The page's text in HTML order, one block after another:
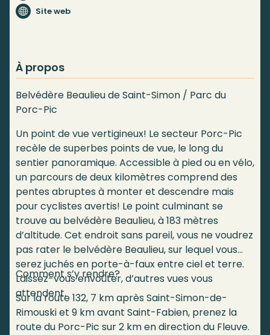
Site web
À propos
Belvédère Beaulieu de Saint-Simon / Parc du
Porc-Pic
Un point de vue vertigineux! Le secteur Porc-Pic
recèle de superbes points de vue, le long du
sentier panoramique. Accessible à pied ou en vélo,
un parcours de deux kilomètres comprend des
pentes abruptes à monter et descendre mais
pour cyclistes avertis! Le point culminant se
trouve au belvédère Beaulieu, à 183 mètres
d’altitude. Cet endroit sans pareil, vous ne voudrez
pas rater le belvédère Beaulieu, sur lequel vous
serez juchés en porte-à-faux entre ciel et terre.
Laissez-vous envoûter, d’autres vues vous
attendent.
Comment s’y rendre?
Sur la route 132, 7 km après Saint-Simon-de-
Rimouski et 9 km avant Saint-Fabien, prenez la
route du Porc-Pic sur 2 km en direction du Fleuve.